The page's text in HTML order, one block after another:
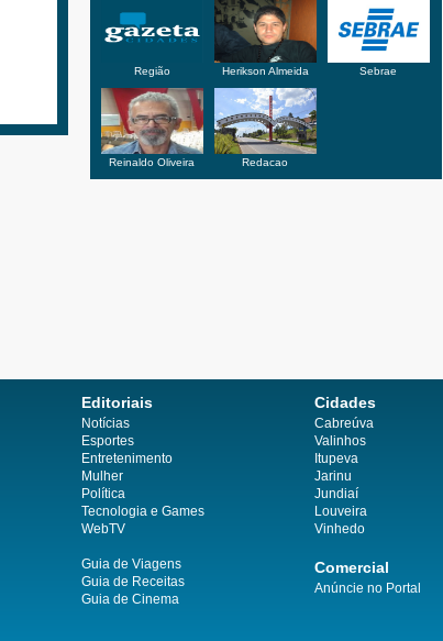
Região Herikson Almeida Sebrae
Reinaldo Oliveira Redacao
Editoriais
Notícias
Esportes
Entretenimento
Mulher
Política
Tecnologia e Games
WebTV
Guia de Viagens
Guia de Receitas
Guia de Cinema
Cidades
Cabreúva
Valinhos
Itupeva
Jarinu
Jundiaí
Louveira
Vinhedo
Comercial
Anúncie no Portal